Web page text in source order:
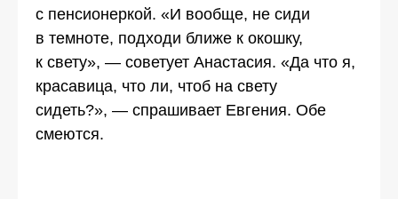
с пенсионеркой. «И вообще, не сиди
в темноте, подходи ближе к окошку,
к свету», — советует Анастасия. «Да что я,
красавица, что ли, чтоб на свету
сидеть?», — спрашивает Евгения. Обе
смеются.